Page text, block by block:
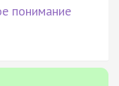
понимание